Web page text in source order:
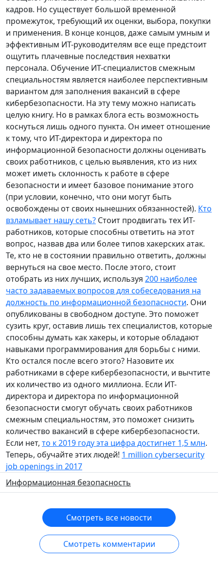
кадров. Но существует большой временной
промежуток, требующий их оценки, выбора, покупки
и применения. В конце концов, даже самым умным и
эффективным ИТ-руководителям все еще предстоит
ощутить плачевные последствия нехватки
персонала. Обучение ИТ-специалистов смежным
специальностям является наиболее перспективным
вариантом для заполнения вакансий в сфере
кибербезопасности. На эту тему можно написать
целую книгу. Но в рамках блога есть возможность
коснуться лишь одного пункта. Он имеет отношение
к тому, что ИТ-директора и директора по
информационной безопасности должны оценивать
своих работников, с целью выявления, кто из них
может иметь склонность к работе в сфере
безопасности и имеет базовое понимание этого
(при условии, конечно, что они могут быть
освобождены от своих нынешних обязанностей). Кто
взламывает нашу сеть? Стоит продвигать тех ИТ-
работников, которые способны ответить на этот
вопрос, назвав два или более типов хакерских атак.
Те, кто не в состоянии правильно ответить, должны
вернуться на свое место. После этого, стоит
отобрать из них лучших, используя 200 наиболее
часто задаваемых вопросов для собеседования на
должность по информационной безопасности. Они
опубликованы в свободном доступе. Это поможет
сузить круг, оставив лишь тех специалистов, которые
способны думать как хакеры, и которые обладают
навыками программирования для борьбы с ними.
Кто остался после всего этого? Назовите их
работниками в сфере кибербезопасности, и вычтите
их количество из одного миллиона. Если ИТ-
директора и директора по информационной
безопасности смогут обучать своих работников
смежным специальностям, это поможет снизить
количество вакансий в сфере кибербезопасности.
Если нет, то к 2019 году эта цифра достигнет 1,5 млн.
Теперь, обучайте этих людей! 1 million cybersecurity
job openings in 2017
Информационная безопасность
Смотреть все новости
Смотреть комментарии